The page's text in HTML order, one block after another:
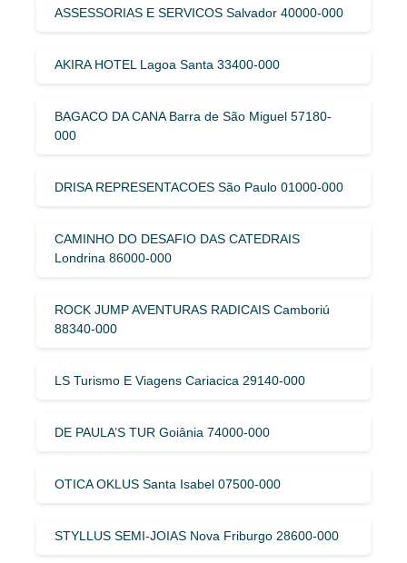
ASSESSORIAS E SERVICOS Salvador 40000-000
AKIRA HOTEL Lagoa Santa 33400-000
BAGACO DA CANA Barra de São Miguel 57180-
000
DRISA REPRESENTACOES São Paulo 01000-000
CAMINHO DO DESAFIO DAS CATEDRAIS
Londrina 86000-000
ROCK JUMP AVENTURAS RADICAIS Camboriú
88340-000
LS Turismo E Viagens Cariacica 29140-000
DE PAULA’S TUR Goiânia 74000-000
OTICA OKLUS Santa Isabel 07500-000
STYLLUS SEMI-JOIAS Nova Friburgo 28600-000